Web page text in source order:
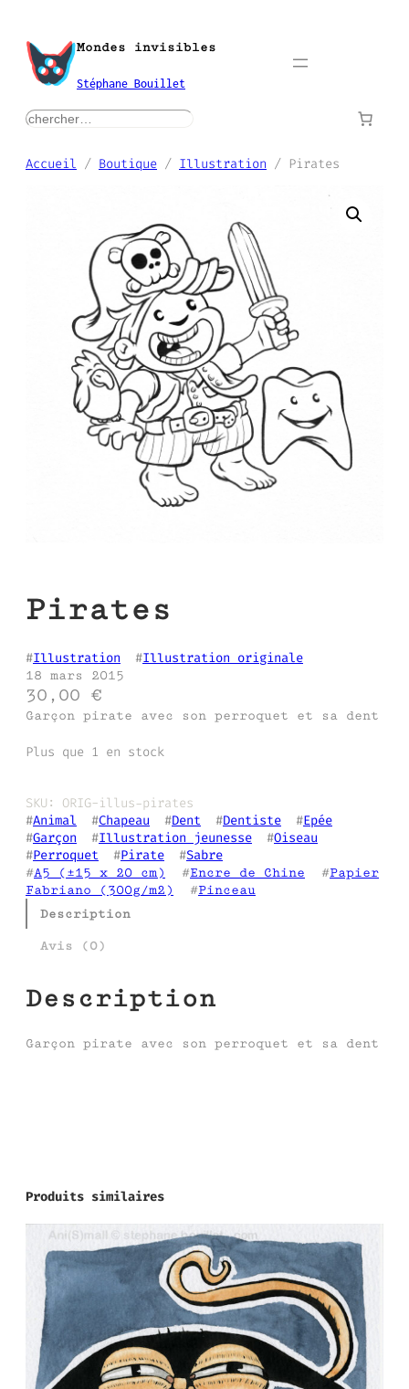
contenu
Mondes invisibles
Stéphane Bouillet
rechercher
Accueil / Boutique / Illustration / Pirates
Pirates
#Illustration
  #
Illustration originale
18 mars 2015
30,00 €
Garçon pirate avec son perroquet et sa dent
Plus que 1 en stock
SKU:
ORIG-illus-pirates
#Animal
  #
Chapeau
  #
Dent
  #
Dentiste
  #
Epée
#Garçon
  #
Illustration jeunesse
  #
Oiseau
#Perroquet
  #
Pirate
  #
Sabre
#A5 (±15 x 20 cm)
  #
Encre de Chine
  #
Papier
Fabriano (300g/m2)
  #
Pinceau
Description
Avis (0)
Description
Garçon pirate avec son perroquet et sa dent
Produits similaires